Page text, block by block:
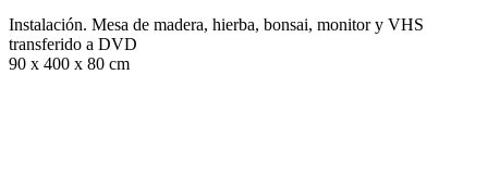
Instalación. Mesa de madera, hierba, bonsai, monitor y VHS
transferido a DVD
90 x 400 x 80 cm